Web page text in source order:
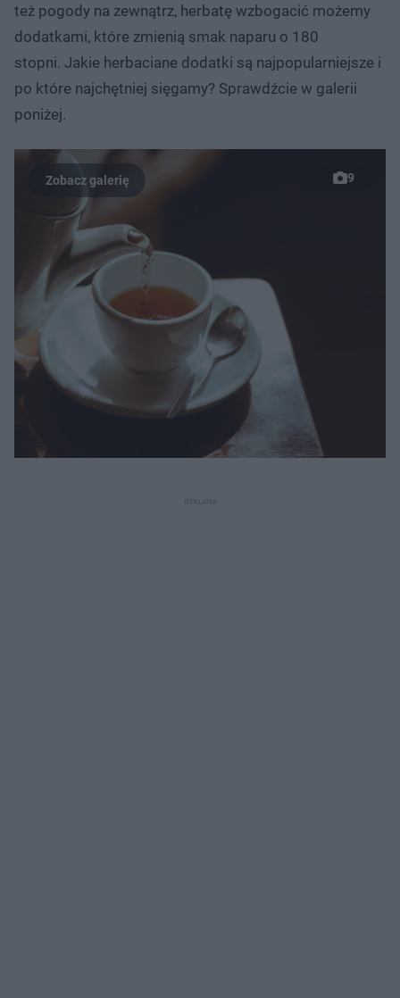
też pogody na zewnątrz, herbatę wzbogacić możemy
dodatkami, które zmienią smak naparu o 180
stopni. Jakie herbaciane dodatki są najpopularniejsze i
po które najchętniej sięgamy? Sprawdźcie w galerii
poniżej.
9